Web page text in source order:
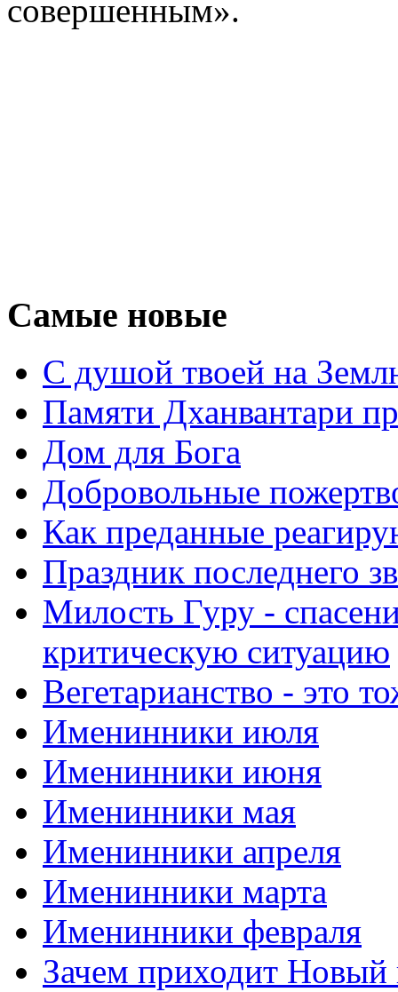
совершенным».
Самые новые
С душой твоей на
Памяти Дханвантари
Дом для Бога
Добровольные
Как преданные
Праздник последнего
Милость Гуру -
критическую ситуацию
Вегетарианство - это
Именинники июля
Именинники июня
Именинники мая
Именинники апреля
Именинники марта
Именинники февраля
Зачем приходит Новый